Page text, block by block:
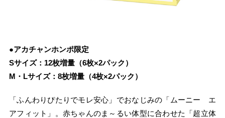
●アカチャンホンポ限定
Sサイズ：12枚増量（6枚×2パック）
M・Lサイズ：8枚増量（4枚×2パック）
「ふんわりぴたりでモレ安心」でおなじみの「ムーニー エ
アフィット」。赤ちゃんのま～るい体型に合わせた「超立体